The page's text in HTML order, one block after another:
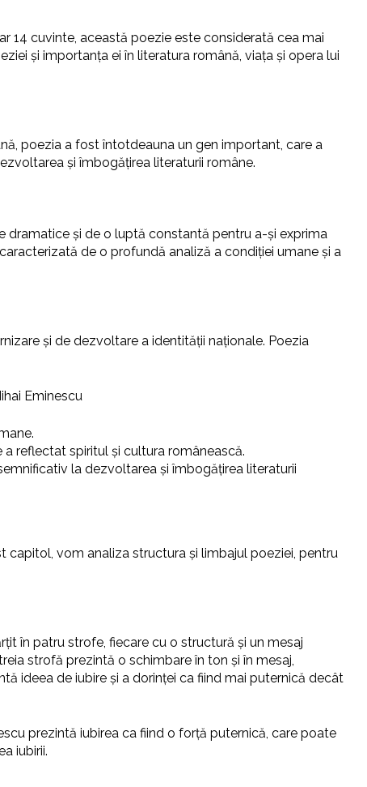
14 cuvinte, această poezie este considerată cea mai
și importanța ei în literatura română, viața și opera lui
poezia a fost întotdeauna un gen important, care a
și îmbogățirea literaturii române.
dramatice și de o luptă constantă pentru a-și exprima
de o profundă analiză a condiției umane și a
și de dezvoltare a identității naționale. Poezia
Eminescu
reflectat spiritul și cultura românească.
la dezvoltarea și îmbogățirea literaturii
capitol, vom analiza structura și limbajul poeziei, pentru
în patru strofe, fiecare cu o structură și un mesaj
strofă prezintă o schimbare în ton și în mesaj,
ideea de iubire și a dorinței ca fiind mai puternică decât
prezintă iubirea ca fiind o forță puternică, care poate
iubirii.